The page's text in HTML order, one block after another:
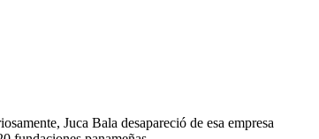
Juca Bala desapareció de esa empresa